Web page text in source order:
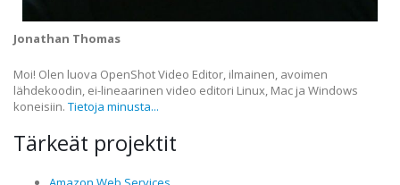
Jonathan Thomas
Moi! Olen luova OpenShot Video Editor, ilmainen, avoimen
lähdekoodin, ei-lineaarinen video editori Linux, Mac ja Windows
koneisiin. Tietoja minusta...
Tärkeät projektit